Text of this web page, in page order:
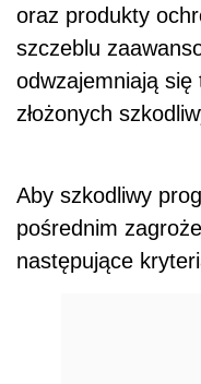
oraz produkty
szczeblu
odwzajemniają
złożonych
Aby szkodliwy
pośrednim
następujące